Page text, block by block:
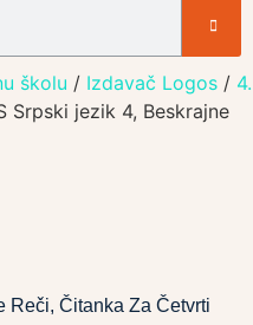
školu / Izdavač Logos / 4.
Srpski jezik 4, Beskrajne
Reči, Čitanka Za Četvrti